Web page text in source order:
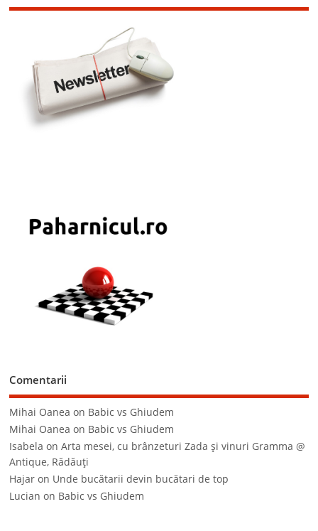
Comentarii
Mihai Oanea on Babic vs Ghiudem
Mihai Oanea on Babic vs Ghiudem
Isabela onArta mesei, cu brânzeturi Zada şi vinuri Gramma @
Antique, Rădăuţi
Hajar on Unde bucătarii devin bucătari de top
Lucian on Babic vs Ghiudem